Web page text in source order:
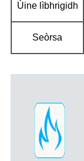
Ùine lìbhrigidh
Seòrsa